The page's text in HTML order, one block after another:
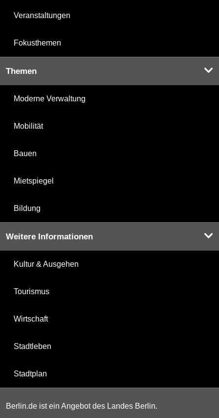
Veranstaltungen
Fokusthemen
Themen
Moderne Verwaltung
Mobilität
Bauen
Mietspiegel
Bildung
Weitere Informationen
Kultur & Ausgehen
Tourismus
Wirtschaft
Stadtleben
Stadtplan
Berlin.de ist ein Angebot des Landes Berlin.